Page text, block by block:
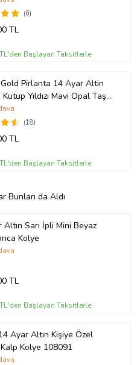
(6)
TL
Başlayan Taksitlerle
Pirlanta 14 Ayar Altin
Mavi Opal Taşlı
(18)
TL
Başlayan Taksitlerle
Bunları da Aldı
Altın Sarı İpli Mini Beyaz
Kolye
TL
Başlayan Taksitlerle
Ayar Altın Kişiye Özel
Kolye 108091